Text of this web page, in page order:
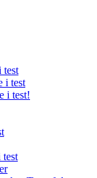
test
i test
i test!
test